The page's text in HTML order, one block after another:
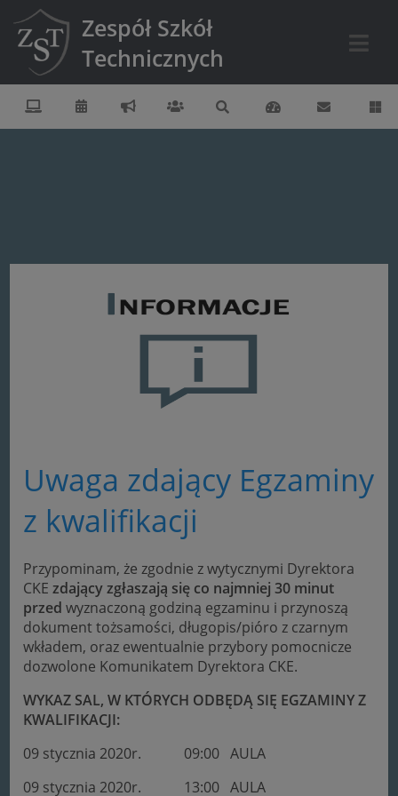
Zespół Szkół
Technicznych
Uwaga zdający Egzaminy
z kwalifikacji
Przypominam, że zgodnie z wytycznymi Dyrektora
CKEzdający zgłaszają się co najmniej 30 minut
przedwyznaczoną godziną egzaminu i przynoszą
dokument tożsamości, długopis/pióro z czarnym
wkładem, oraz ewentualnie przybory pomocnicze
dozwolone Komunikatem Dyrektora CKE.
WYKAZ SAL, W KTÓRYCH ODBĘDĄ SIĘ EGZAMINY Z
KWALIFIKACJI:
09 stycznia 2020r. 09:00 AULA
09 stycznia 2020r. 13:00 AULA